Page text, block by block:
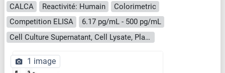
CALCA Reactivité: Humain
Colorimetric
Competition ELISA
6.17 pg/mL - 500 pg/mL
Cell Culture Supernatant, Cell Lysate, Plasma, Serum, Tissue Homogenate
1 image